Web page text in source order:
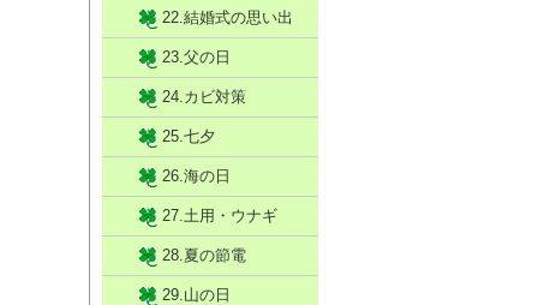
22.結婚式の思い出
23.父の日
24.カビ対策
25.七夕
26.海の日
27.土用・ウナギ
28.夏の節電
29.山の日